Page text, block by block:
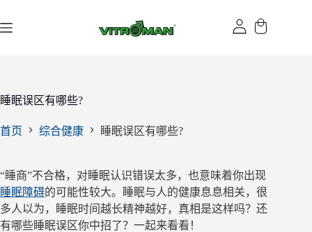
过
睡眠误区有哪些?
首页 综合健康 睡眠误区有哪些?
“睡商”不合格，对睡眠认识错误太多，也意味着你出现
睡眠障碍的可能性较大。睡眠与人的健康息息相关，很
多人以为，睡眠时间越长精神越好，真相是这样吗？还
有哪些睡眠误区你中招了？一起来看看！